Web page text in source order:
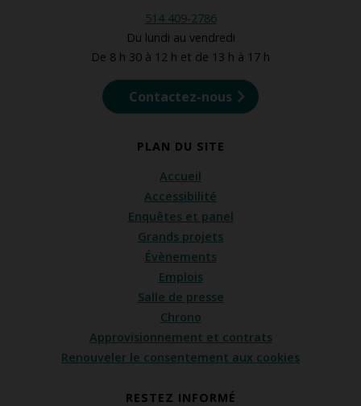
514 409-2786
Du lundi au vendredi
De 8 h 30 à 12 h et de 13 h à 17 h
Contactez-nous
PLAN DU SITE
Accueil
Accessibilité
Enquêtes et panel
Grands projets
Évènements
Emplois
Salle de presse
Chrono
Approvisionnement et contrats
Renouveler le consentement aux cookies
RESTEZ INFORMÉ